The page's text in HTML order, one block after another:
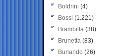
Boldrini (4)
Bossi (1.221)
Brambilla (38)
Brunetta (83)
Burlando (26)